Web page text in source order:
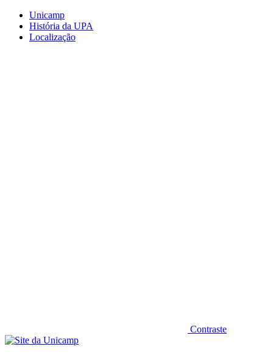
Conteúdo principal
Unicamp
História da UPA
Localização
Contraste